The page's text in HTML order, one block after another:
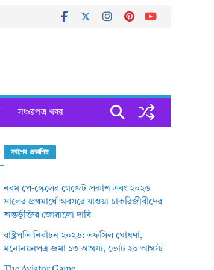
সঞ্চয়পত্র খবর
সর্বশেষ প্রকাশিত
নবম পে-স্কেলের গেজেট প্রকাশ এবং ২০২৬
সালের প্রথমার্ধে অবসরে যাওয়া চাকরিজীবীদের
অন্তর্ভুক্তির জোরালো দাবি
রাষ্ট্রপতি নির্বাচন ২০২৬: তফসিল ঘোষণা,
মনোনয়নপত্র জমা ১৩ আগস্ট, ভোট ২০ আগস্ট